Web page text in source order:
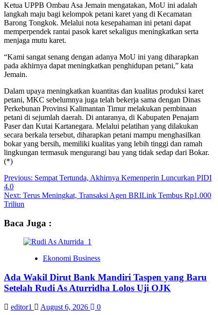
Ketua UPPB Ombau Asa Jemain mengatakan, MoU ini adalah
langkah maju bagi kelompok petani karet yang di Kecamatan
Barong Tongkok. Melalui nota kesepahaman ini petani dapat
memperpendek rantai pasok karet sekaligus meningkatkan serta
menjaga mutu karet.
“Kami sangat senang dengan adanya MoU ini yang diharapkan
pada akhirnya dapat meningkatkan penghidupan petani,” kata
Jemain.
Dalam upaya meningkatkan kuantitas dan kualitas produksi karet
petani, MKC sebelumnya juga telah bekerja sama dengan Dinas
Perkebunan Provinsi Kalimantan Timur melakukan pembinaan
petani di sejumlah daerah. Di antaranya, di Kabupaten Penajam
Paser dan Kutai Kartanegara. Melalui pelatihan yang dilakukan
secara berkala tersebut, diharapkan petani mampu menghasilkan
bokar yang bersih, memiliki kualitas yang lebih tinggi dan ramah
lingkungan termasuk mengurangi bau yang tidak sedap dari Bokar.
(*)
Post
navigation
Previous: Sempat Tertunda, Akhirnya Kemenperin Luncurkan PIDI
4.0
Next: Terus Meningkat, Transaksi Agen BRILink Tembus Rp1.000
Triliun
Baca Juga :
Ekonomi Business
Ada Wakil Dirut Bank Mandiri Taspen yang Baru
Setelah Rudi As Aturridha Lolos Uji OJK
editor1 August 6, 2026 0